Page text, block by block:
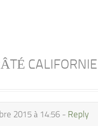
2015 à 14:56 - Reply